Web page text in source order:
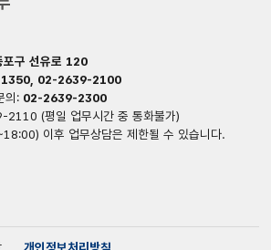
구 선유로 120
1350, 02-2639-2100
의:02-2639-2300
(평일 업무시간 중 통화불가)
이후 업무상담은 제한될 수 있습니다.